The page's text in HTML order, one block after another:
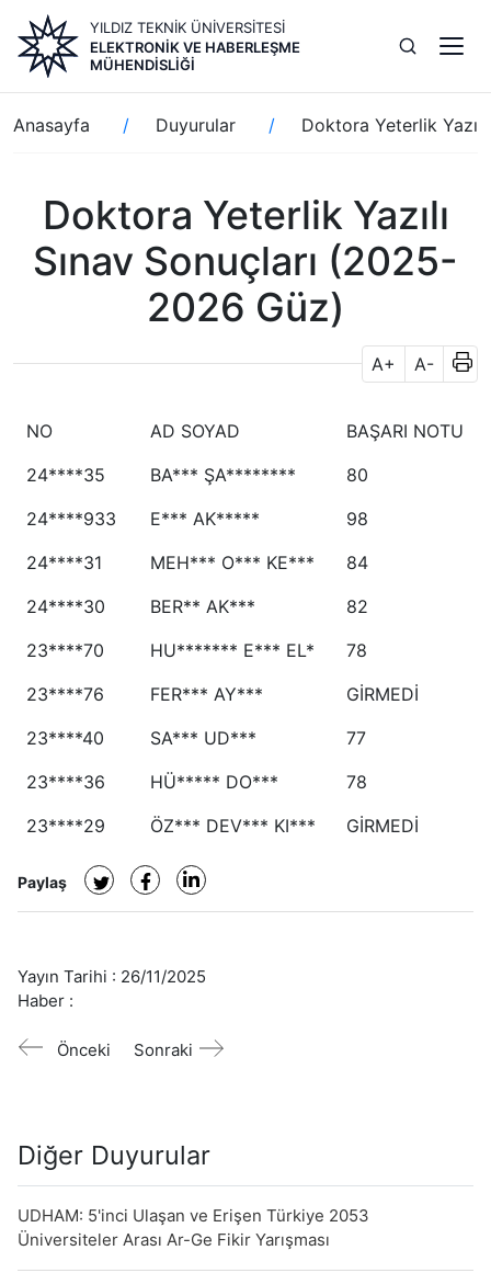
içeriğe
atla
YILDIZ TEKNİK ÜNİVERSİTESİ
ELEKTRONIK VE HABERLEŞME
MÜHENDISLIĞI
Sayfa
yolu
Anasayfa Duyurular Doktora Yeterlik
Doktora Yeterlik Yazılı
Sınav Sonuçları (2025-
2026 Güz)
A+ A-
NO AD SOYAD
BAŞARI NOTU
24****35
BA*** ŞA********
80
24****933
E*** AK*****
98
24****31
MEH*** O*** KE***
84
24****30
BER** AK***
82
23****70
HU******* E*** EL*
78
23****76
FER*** AY***
GİRMEDİ
23****40
SA*** UD***
77
23****36
HÜ***** DO***
78
23****29
ÖZ*** DEV*** KI*** GİRMEDİ
Paylaş
Yayın Tarihi : 26/11/2025
Haber :
Önceki Sonraki
Diğer Duyurular
UDHAM: 5'inci Ulaşan ve Erişen Türkiye 2053
Üniversiteler Arası Ar-Ge Fikir Yarışması